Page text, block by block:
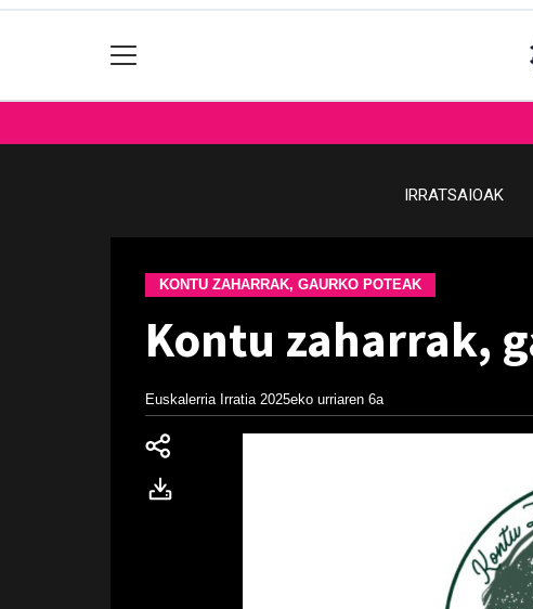
IRRATSAIOAK
KONTU ZAHARRAK, GAURKO POTEAK
Kontu zaharrak,
Euskalerria Irratia 2025eko urriaren 6a